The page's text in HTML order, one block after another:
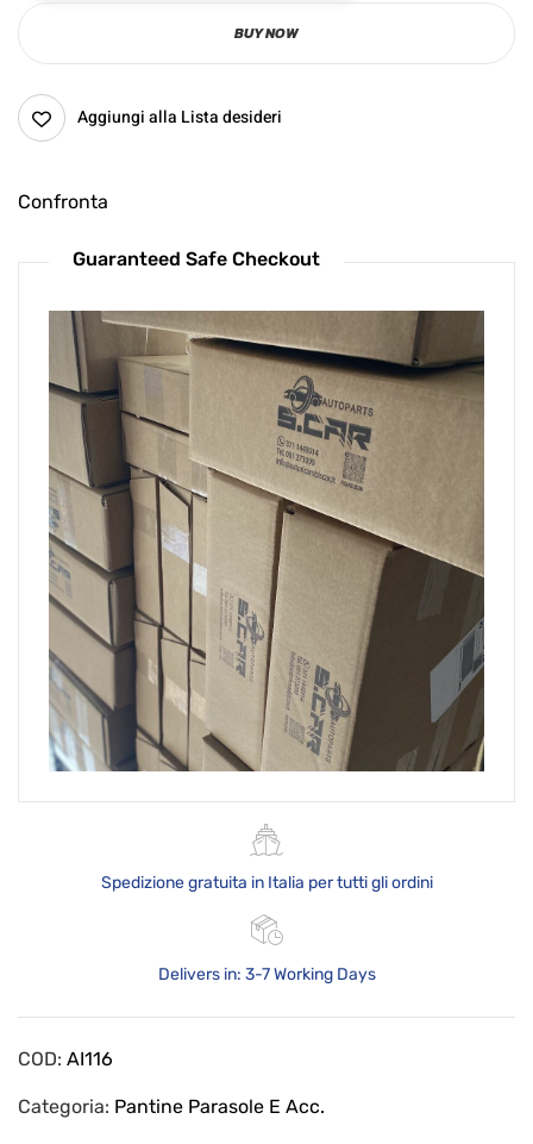
BUY NOW
Aggiungi alla Lista desideri
Confronta
Guaranteed Safe Checkout
Spedizione gratuita in Italia per tutti gli ordini
Delivers in: 3-7 Working Days
COD: AI116
Categoria: Pantine Parasole E Acc.